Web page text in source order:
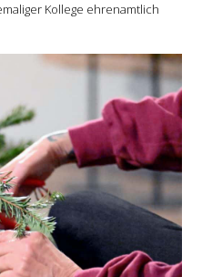
Kollege ehrenamtlich